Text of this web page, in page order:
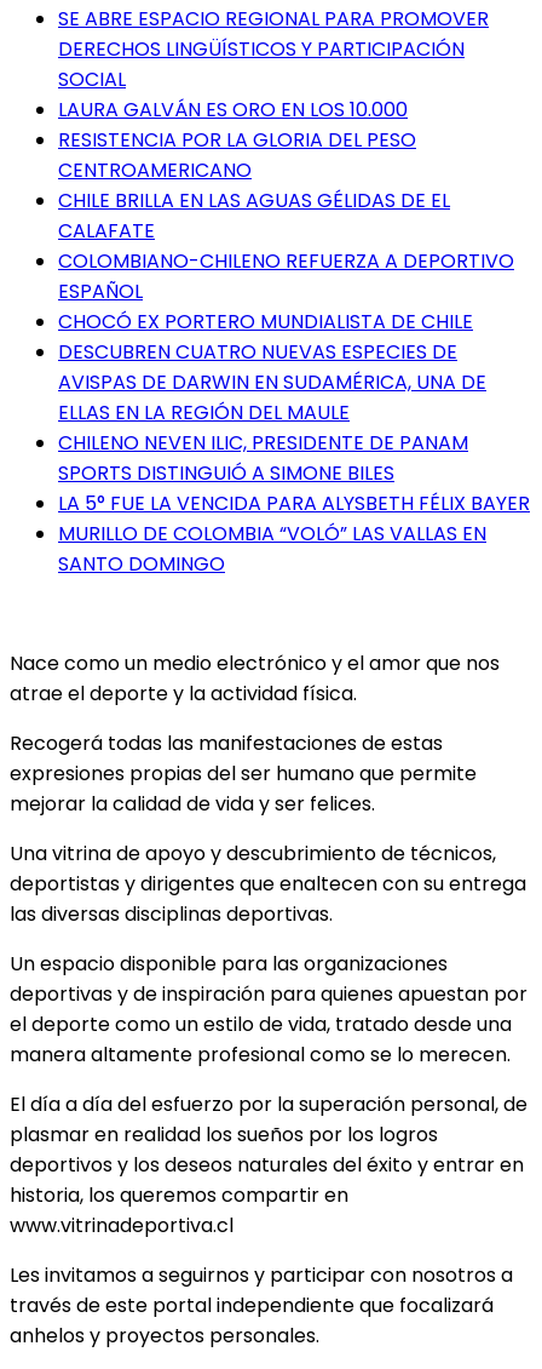
SE ABRE ESPACIO REGIONAL PARA PROMOVER
DERECHOS LINGÜÍSTICOS Y PARTICIPACIÓN
SOCIAL
LAURA GALVÁN ES ORO EN LOS 10.000
RESISTENCIA POR LA GLORIA DEL PESO
CENTROAMERICANO
CHILE BRILLA EN LAS AGUAS GÉLIDAS DE EL
CALAFATE
COLOMBIANO-CHILENO REFUERZA A DEPORTIVO
ESPAÑOL
CHOCÓ EX PORTERO MUNDIALISTA DE CHILE
DESCUBREN CUATRO NUEVAS ESPECIES DE
AVISPAS DE DARWIN EN SUDAMÉRICA, UNA DE
ELLAS EN LA REGIÓN DEL MAULE
CHILENO NEVEN ILIC, PRESIDENTE DE PANAM
SPORTS DISTINGUIÓ A SIMONE BILES
LA 5° FUE LA VENCIDA PARA ALYSBETH FÉLIX BAYER
MURILLO DE COLOMBIA “VOLÓ” LAS VALLAS EN
SANTO DOMINGO
Nace como un medio electrónico y el amor que nos
atrae el deporte y la actividad física.
Recogerá todas las manifestaciones de estas
expresiones propias del ser humano que permite
mejorar la calidad de vida y ser felices.
Una vitrina de apoyo y descubrimiento de técnicos,
deportistas y dirigentes que enaltecen con su entrega
las diversas disciplinas deportivas.
Un espacio disponible para las organizaciones
deportivas y de inspiración para quienes apuestan por
el deporte como un estilo de vida, tratado desde una
manera altamente profesional como se lo merecen.
El día a día del esfuerzo por la superación personal, de
plasmar en realidad los sueños por los logros
deportivos y los deseos naturales del éxito y entrar en
historia, los queremos compartir en
www.vitrinadeportiva.cl
Les invitamos a seguirnos y participar con nosotros a
través de este portal independiente que focalizará
anhelos y proyectos personales.